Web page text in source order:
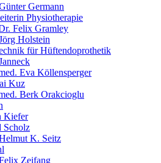
Germann
Physiotherapie
Felix Gramley
Holstein
für Hüftendoprothetik
Eva Köllensperger
Kuz
Berk Orakcioglu
Kiefer
Scholz
K. Seitz
Zeifang